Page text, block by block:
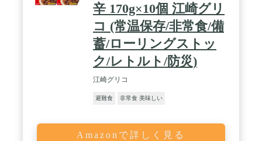
辛 170g×10個 江崎グリ
コ (常温保存/非常食/備
蓄/ローリングストッ
ク/レトルト/防災)
江崎グリコ
避難食 非常食 美味しい
Amazonで詳しく見る